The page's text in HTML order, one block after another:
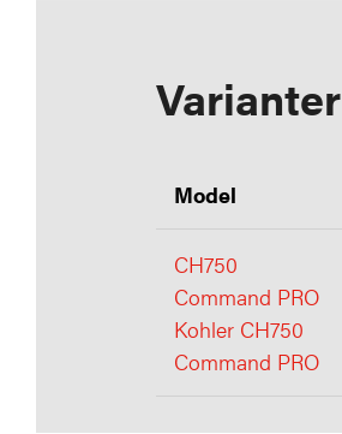
Varianter
Model
CH750
Command PRO
Kohler CH750
Command PRO